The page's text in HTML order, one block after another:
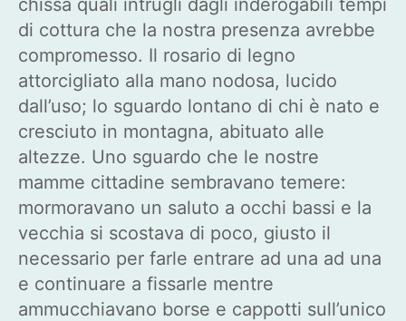
di cottura che la nostra presenza avrebbe
compromesso. Il rosario di legno
attorcigliato alla mano nodosa, lucido
dall’uso; lo sguardo lontano di chi è nato e
cresciuto in montagna, abituato alle
altezze. Uno sguardo che le nostre
mamme cittadine sembravano temere:
mormoravano un saluto a occhi bassi e la
vecchia si scostava di poco, giusto il
necessario per farle entrare ad una ad una
e continuare a fissarle mentre
ammucchiavano borse e cappotti sull’unico